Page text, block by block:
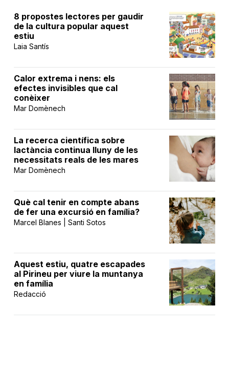
8 propostes lectores per gaudir
de la cultura popular aquest
estiu
Laia Santís
Calor extrema i nens: els
efectes invisibles que cal
conèixer
Mar Domènech
La recerca científica sobre
lactància continua lluny de les
necessitats reals de les mares
Mar Domènech
Què cal tenir en compte abans
de fer una excursió en família?
Marcel Blanes | Santi Sotos
Aquest estiu, quatre escapades
al Pirineu per viure la muntanya
en família
Redacció